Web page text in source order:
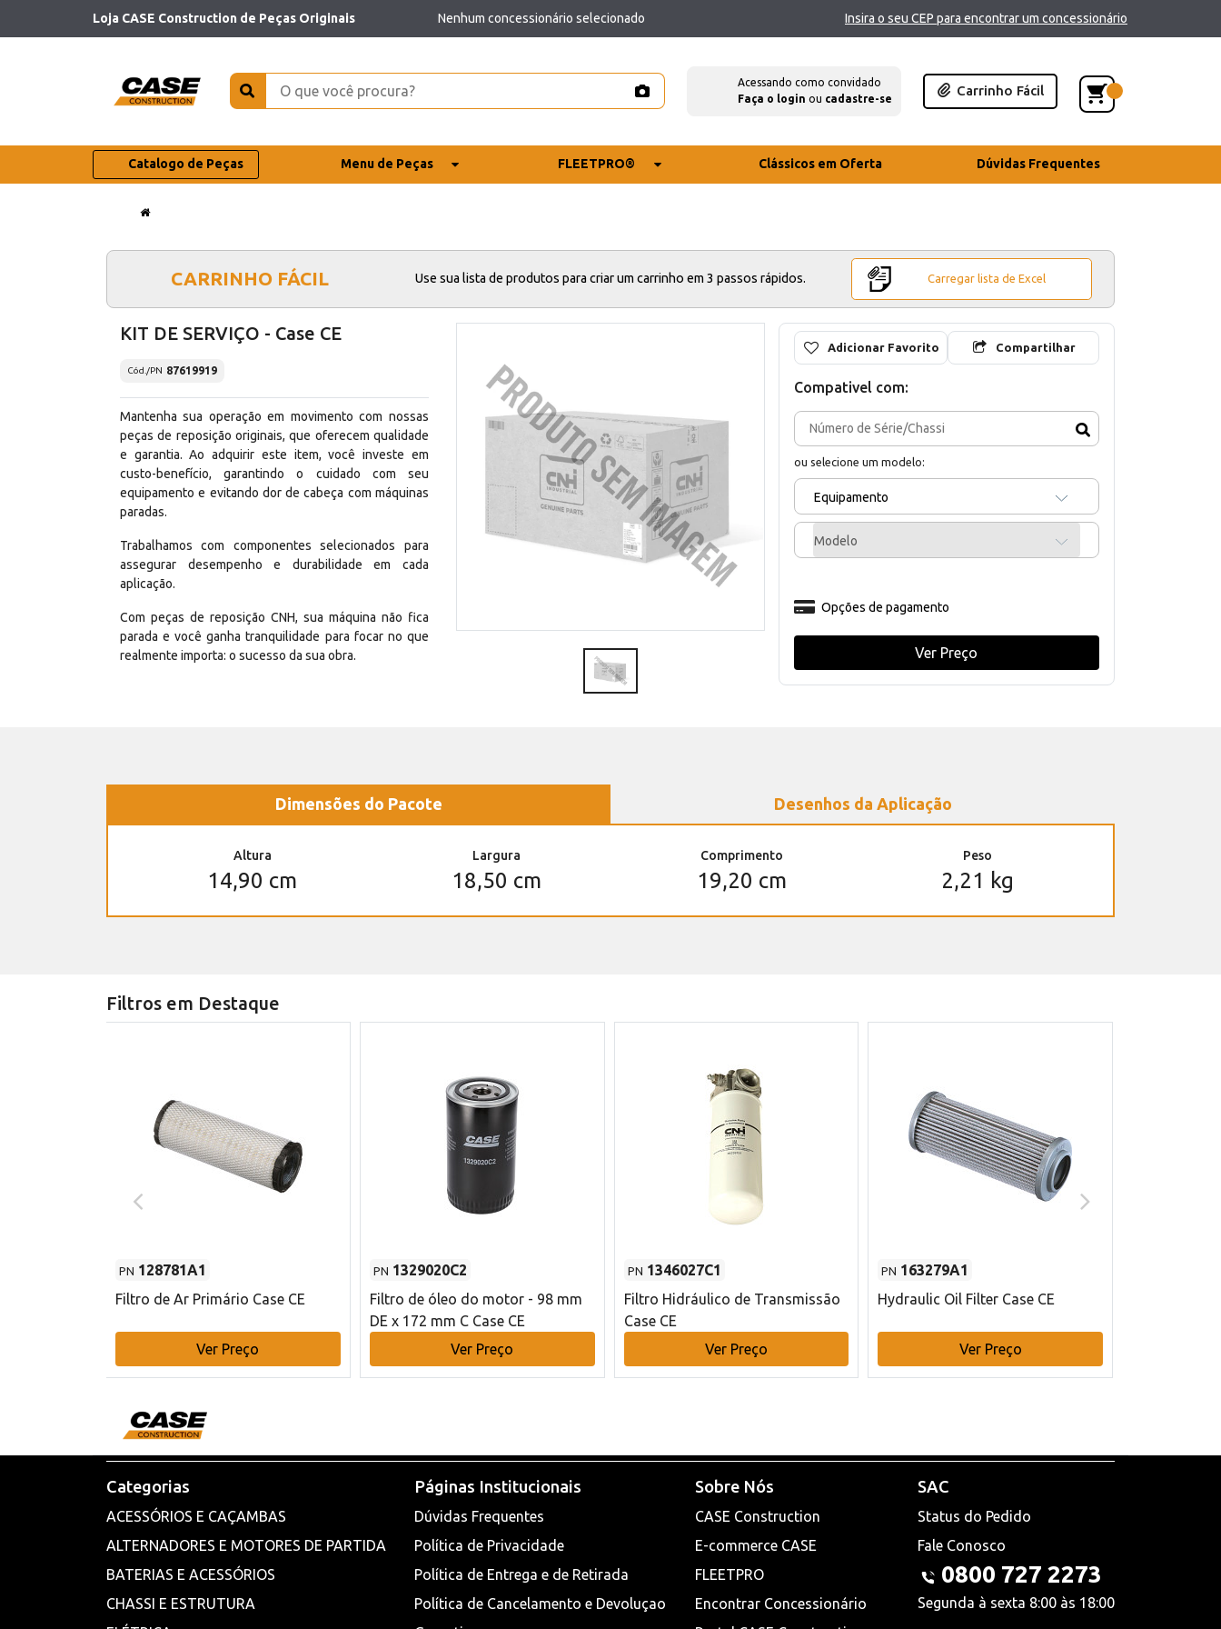
Loja CASE Construction de Peças Originais Nenhum concessionário selecionado Insira o seu CEP para encontrar um concessionário
Acessando como convidado
Faça o login ou cadastre-se
Carrinho Fácil
Catalogo de Peças Menu de Peças FLEETPRO® Clássicos em Oferta Dúvidas Frequentes
CARRINHO FÁCIL Use sua lista de produtos para criar um carrinho em 3 passos rápidos. Carregar lista de Excel
KIT DE SERVIÇO - Case CE
Cód./PN 87619919
Mantenha sua operação em movimento com nossas
peças de reposição originais, que oferecem qualidade
e garantia. Ao adquirir este item, você investe em
custo-benefício, garantindo o cuidado com seu
equipamento e evitando dor de cabeça com máquinas
paradas.
Trabalhamos com componentes selecionados para
assegurar desempenho e durabilidade em cada
aplicação.
Com peças de reposição CNH, sua máquina não fica
parada e você ganha tranquilidade para focar no que
realmente importa: o sucesso da sua obra.
Adicionar Favorito Compartilhar
Compativel com:
ou selecione um modelo:
Equipamento
Modelo
Opções de pagamento
Ver Preço
Dimensões do Pacote Desenhos da Aplicação
Altura
14,90 cm
Largura
18,50 cm
Comprimento
19,20 cm
Peso
2,21 kg
Filtros em Destaque
PN 128781A1
Filtro de Ar Primário Case CE
Ver Preço
PN 1329020C2
Filtro de óleo do motor - 98 mm
DE x 172 mm C Case CE
Ver Preço
PN 1346027C1
Filtro Hidráulico de Transmissão
Case CE
Ver Preço
PN 163279A1
Hydraulic Oil Filter Case CE
Ver Preço
Categorias
ACESSÓRIOS E CAÇAMBAS
ALTERNADORES E MOTORES DE PARTIDA
BATERIAS E ACESSÓRIOS
CHASSI E ESTRUTURA
Páginas Institucionais
Dúvidas Frequentes
Política de Privacidade
Política de Entrega e de Retirada
Política de Cancelamento e Devoluçao
Sobre Nós
CASE Construction
E-commerce CASE
FLEETPRO
Encontrar Concessionário
SAC
Status do Pedido
Fale Conosco
0800 727 2273
Segunda à sexta 8:00 às 18:00